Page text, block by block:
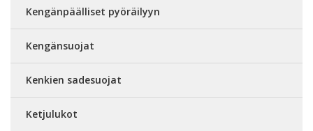
Kengänpäälliset pyöräilyyn
Kengänsuojat
Kenkien sadesuojat
Ketjulukot